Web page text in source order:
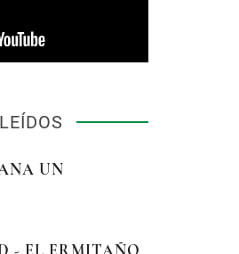
UN
- EL ERMITAÑO